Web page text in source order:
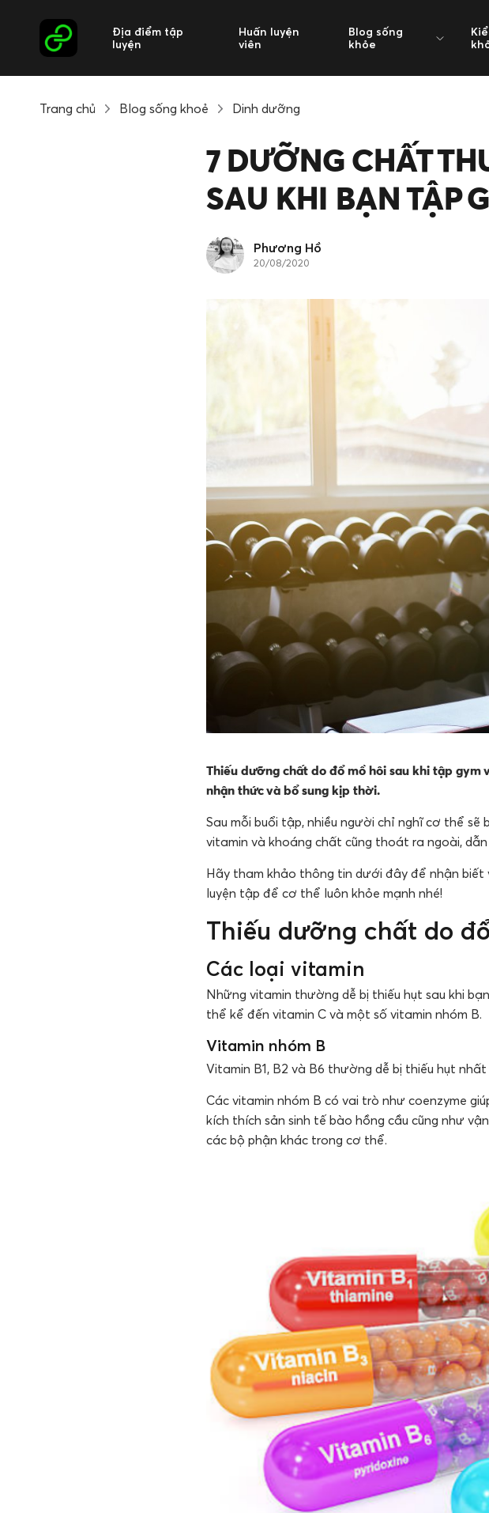
Địa điểm tập
luyện
Huấn luyện
viên
Blog sống
khỏe
Trang chủ Blog sống khoẻ Dinh dưỡng
7 DƯỠNG CHẤT
SAU KHI BẠN TẬP
Phương Hồ
20/08/2020
Thiếu dưỡng chất do đổ mồ hôi sau khi tập gym
nhận thức và bổ sung kịp thời.
Sau mỗi buổi tập, nhiều người chỉ nghĩ cơ thể
vitamin và khoáng chất cũng thoát ra ngoài,
Hãy tham khảo thông tin dưới đây để nhận biết
luyện tập để cơ thể luôn khỏe mạnh nhé!
Thiếu dưỡng chất do
Các loại vitamin
Những vitamin thường dễ bị thiếu hụt sau khi
thể kể đến vitamin C và một số vitamin nhóm B.
Vitamin nhóm B
Vitamin B1, B2 và B6 thường dễ bị thiếu hụt nhất
Các vitamin nhóm B có vai trò như coenzyme
kích thích sản sinh tế bào hồng cầu cũng như
các bộ phận khác trong cơ thể.